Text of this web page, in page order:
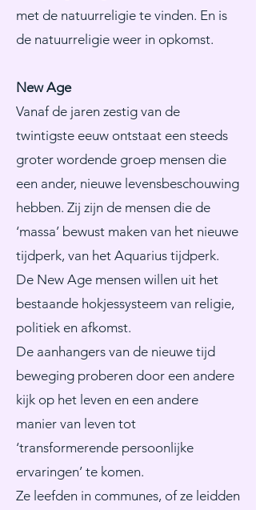
met de natuurreligie te vinden. En is
de natuurreligie weer in opkomst.
New Age
Vanaf de jaren zestig van de
twintigste eeuw ontstaat een steeds
groter wordende groep mensen die
een ander, nieuwe levensbeschouwing
hebben. Zij zijn de mensen die de
‘massa’ bewust maken van het nieuwe
tijdperk, van het Aquarius tijdperk.
De New Age mensen willen uit het
bestaande hokjessysteem van religie,
politiek en afkomst.
De aanhangers van de nieuwe tijd
beweging proberen door een andere
kijk op het leven en een andere
manier van leven tot
‘transformerende persoonlijke
ervaringen’ te komen.
Ze leefden in communes, of ze leidden